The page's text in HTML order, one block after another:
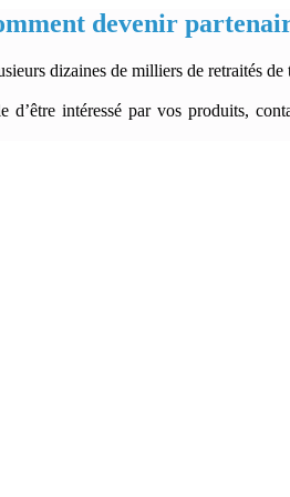
devenir
dizaines de milliers de retraités
intéressé par vos produits,